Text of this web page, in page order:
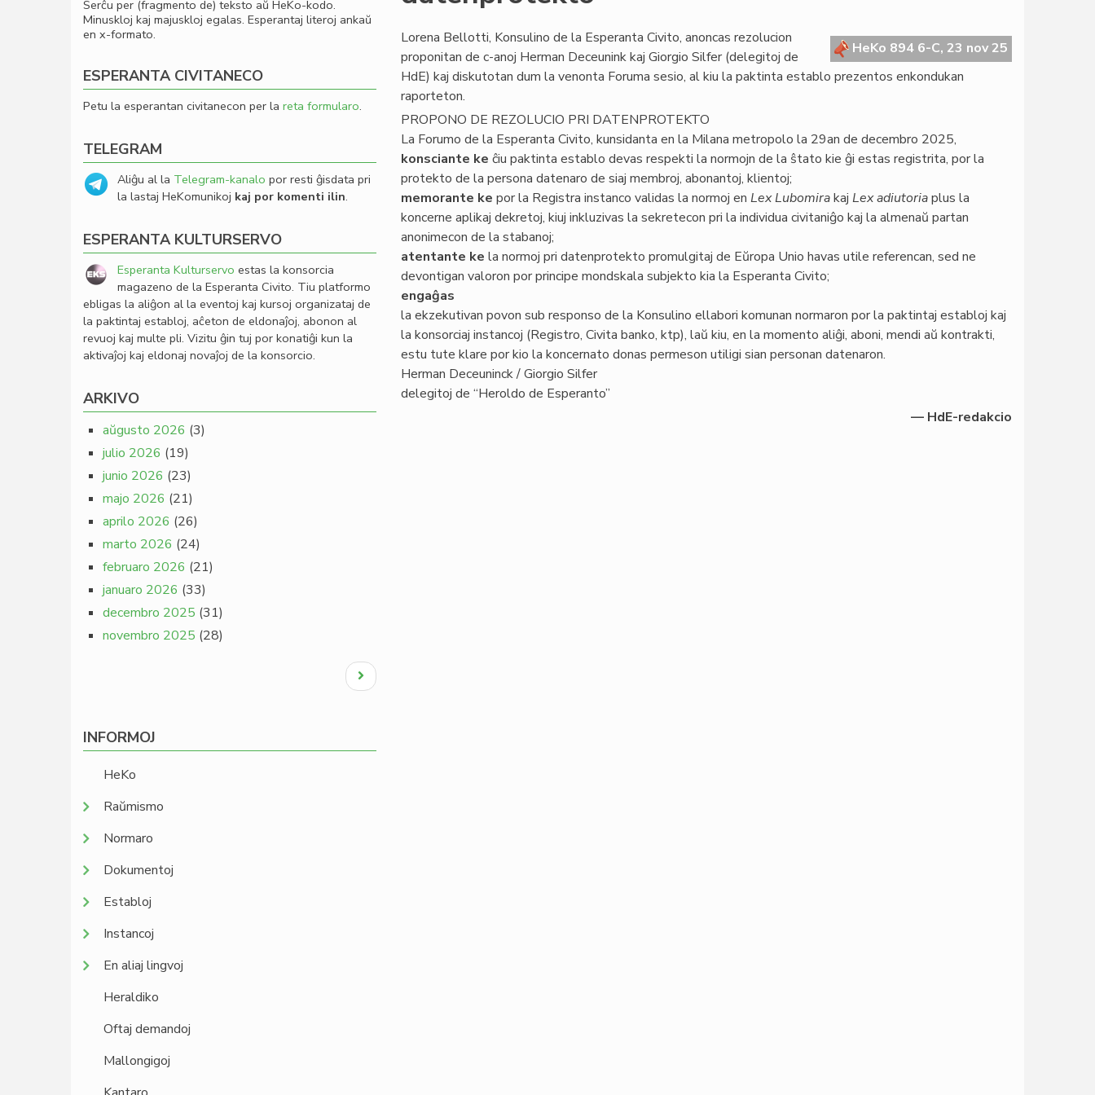
HeKo 894 6-C, 23 nov 25
Lorena Bellotti, Konsulino de la Esperanta Civito, anoncas rezolucion
proponitan de c-anoj Herman Deceunink kaj Giorgio Silfer (delegitoj de
HdE) kaj diskutotan dum la venonta Foruma sesio, al kiu la paktinta establo prezentos enkondukan
raporteton.
PROPONO DE REZOLUCIO PRI DATENPROTEKTO
La Forumo de la Esperanta Civito, kunsidanta en la Milana metropolo la 29an de decembro 2025,
konsciante ke ĉiu paktinta establo devas respekti la normojn de la ŝtato kie ĝi estas registrita, por la
protekto de la persona datenaro de siaj membroj, abonantoj, klientoj;
memorante ke por la Registra instanco validas la normoj en Lex Lubomirakaj Lex adiutoriaplus la
koncerne aplikaj dekretoj, kiuj inkluzivas la sekretecon pri la individua civitaniĝo kaj la almenaŭ partan
anonimecon de la stabanoj;
atentante ke la normoj pri datenprotekto promulgitaj de Eŭropa Unio havas utile referencan, sed ne
devontigan valoron por principe mondskala subjekto kia la Esperanta Civito;
engaĝas
la ekzekutivan povon sub responso de la Konsulino ellabori komunan normaron por la paktintaj establoj kaj
la konsorciaj instancoj (Registro, Civita banko, ktp), laŭ kiu, en la momento aliĝi, aboni, mendi aŭ kontrakti,
estu tute klare por kio la koncernato donas permeson utiligi sian personan datenaron.
Herman Deceuninck / Giorgio Silfer
delegitoj de “Heroldo de Esperanto”
— HdE-redakcio
Serĉu per (fragmento de) teksto aŭ HeKo-kodo.
Minuskloj kaj majuskloj egalas. Esperantaj literoj ankaŭ
en x-formato.
ESPERANTA CIVITANECO
Petu la esperantan civitanecon per la reta formularo.
TELEGRAM
Aliĝu al la Telegram-kanalo por resti ĝisdata pri
la lastaj HeKomunikoj kaj por komenti ilin.
ESPERANTA KULTURSERVO
Esperanta Kulturservo estas la konsorcia
magazeno de la Esperanta Civito. Tiu platformo
ebligas la aliĝon al la eventoj kaj kursoj organizataj de
la paktintaj establoj, aĉeton de eldonaĵoj, abonon al
revuoj kaj multe pli. Vizitu ĝin tuj por konatiĝi kun la
aktivaĵoj kaj eldonaj novaĵoj de la konsorcio.
ARKIVO
aŭgusto 2026 (3)
julio 2026 (19)
junio 2026 (23)
majo 2026 (21)
aprilo 2026 (26)
marto 2026 (24)
februaro 2026 (21)
januaro 2026 (33)
decembro 2025 (31)
novembro 2025 (28)
Next
page
INFORMOJ
HeKo
Raŭmismo
Normaro
Dokumentoj
Establoj
Instancoj
En aliaj lingvoj
Heraldiko
Oftaj demandoj
Mallongigoj